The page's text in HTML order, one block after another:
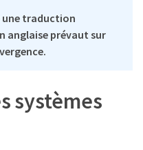
une traduction
anglaise prévaut sur
systèmes